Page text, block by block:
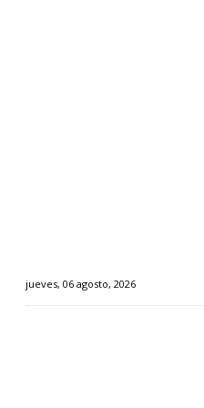
jueves, 06 agosto, 2026